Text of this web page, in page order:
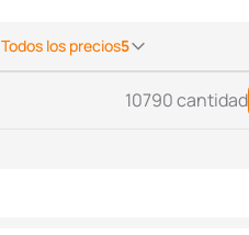
Todos los precios5
10790 cantidad